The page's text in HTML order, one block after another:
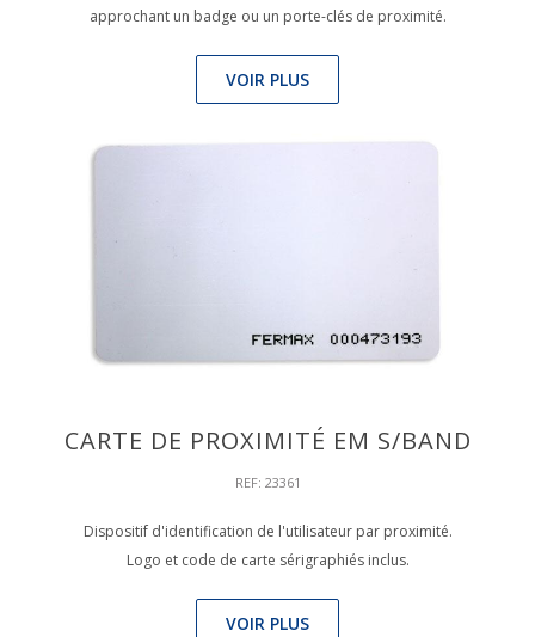
approchant un badge ou un porte-clés de proximité.
VOIR PLUS
CARTE DE PROXIMITÉ EM S/BAND
REF: 23361
Dispositif d'identification de l'utilisateur par proximité.
Logo et code de carte sérigraphiés inclus.
VOIR PLUS